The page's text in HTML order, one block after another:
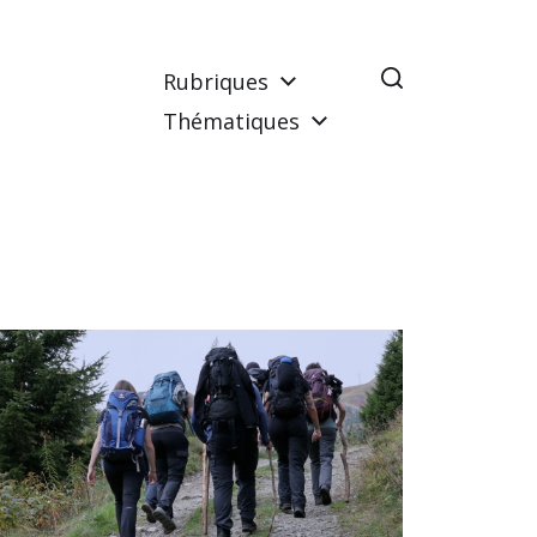
Rubriques
Thématiques